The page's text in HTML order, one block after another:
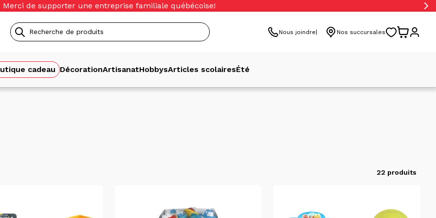
Merci de supporter une entreprise familiale québécoise!
produits
Nous joindre Nos succursales
cadeau DécorationArtisanatHobbysArticles scolairesÉté
22 produits